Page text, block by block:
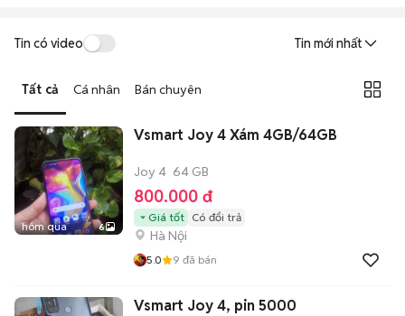
Tin có video Tin mới nhất
Tất cả Cá nhân Bán chuyên
hôm qua 6
Vsmart Joy 4 Xám 4GB/64GB
Joy 4 64 GB
800.000 đ
Giá tốt Có đổi trả
Hà Nội
5.0 9 đã bán
Vsmart Joy 4, pin 5000